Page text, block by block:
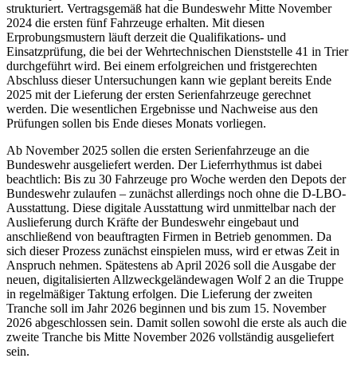
strukturiert. Vertragsgemäß hat die Bundeswehr Mitte November
2024 die ersten fünf Fahrzeuge erhalten. Mit diesen
Erprobungsmustern läuft derzeit die Qualifikations- und
Einsatzprüfung, die bei der Wehrtechnischen Dienststelle 41 in Trier
durchgeführt wird. Bei einem erfolgreichen und fristgerechten
Abschluss dieser Untersuchungen kann wie geplant bereits Ende
2025 mit der Lieferung der ersten Serienfahrzeuge gerechnet
werden. Die wesentlichen Ergebnisse und Nachweise aus den
Prüfungen sollen bis Ende dieses Monats vorliegen.
Ab November 2025 sollen die ersten Serienfahrzeuge an die
Bundeswehr ausgeliefert werden. Der Lieferrhythmus ist dabei
beachtlich: Bis zu 30 Fahrzeuge pro Woche werden den Depots der
Bundeswehr zulaufen – zunächst allerdings noch ohne die D-LBO-
Ausstattung. Diese digitale Ausstattung wird unmittelbar nach der
Auslieferung durch Kräfte der Bundeswehr eingebaut und
anschließend von beauftragten Firmen in Betrieb genommen. Da
sich dieser Prozess zunächst einspielen muss, wird er etwas Zeit in
Anspruch nehmen. Spätestens ab April 2026 soll die Ausgabe der
neuen, digitalisierten Allzweckgeländewagen Wolf 2 an die Truppe
in regelmäßiger Taktung erfolgen. Die Lieferung der zweiten
Tranche soll im Jahr 2026 beginnen und bis zum 15. November
2026 abgeschlossen sein. Damit sollen sowohl die erste als auch die
zweite Tranche bis Mitte November 2026 vollständig ausgeliefert
sein.